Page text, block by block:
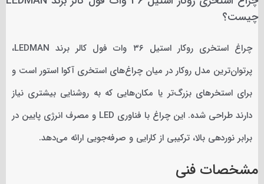
چیست؟
چراغ استخری روکار استیل ۳۶ وات فول کالر برند LEDMAN،
پرتوان‌ترین مدل روکار در میان چراغ‌های استخری آکوا استور است و
برای استخرهای بزرگ‌تر یا مکان‌هایی که به روشنایی بیشتری نیاز
دارند طراحی شده. این چراغ با فناوری LED و مصرف انرژی پایین در
برابر نوردهی بالا، ترکیبی از کارایی و صرفه‌جویی ارائه می‌دهد.
مشخصات فنی